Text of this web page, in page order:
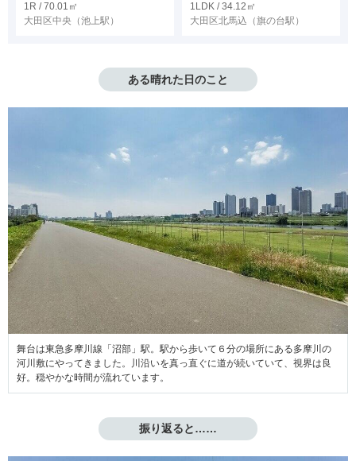
1R / 70.01㎡
大田区中央 （池上駅）
1LDK / 34.12㎡
大田区北馬込 （旗の台駅）
ある晴れた日のこと
舞台は東急多摩川線「沼部」駅。駅から歩いて６分の場所にある多摩川の
河川敷にやってきました。川沿いを真っ直ぐに道が続いていて、視界は良
好。穏やかな時間が流れています。
振り返ると……